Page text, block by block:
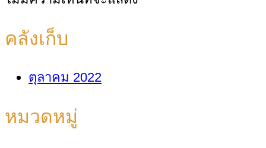
คลังเก็บ
ตุลาคม 2022
หมวดหมู่